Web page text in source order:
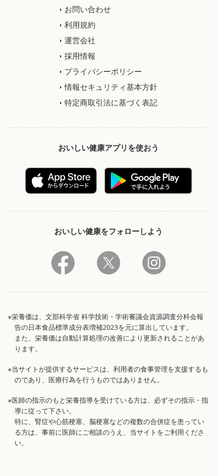
お問い合わせ
利用規約
運営会社
採用情報
プライバシーポリシー
情報セキュリティ基本方針
特定商取引法に基づく表記
おいしい健康アプリを使おう
おいしい健康をフォローしよう
※栄養価は、文部科学省 科学技術・学術審議会資源調査分科会報
告の日本食品標準成分表増補2023を元に算出しています。
また、栄養価は自動計算処理の改善により更新されることがあ
ります。
※当サイトが提供するサービスは、利用者の食事管理を支援するも
のであり、医療行為を行うものではありません。
※医師の指示のもと栄養指導を受けている方は、必ずその指示・指
導に従って下さい。
特に、腎症や心筋梗塞、脳梗塞などの複数の合併症を患ってい
る方は、事前に医師にご相談のうえ、当サイトをご利用くださ
い。